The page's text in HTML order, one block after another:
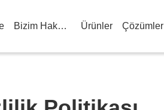
Bizim Hakkımızda Ürünler Çözümler